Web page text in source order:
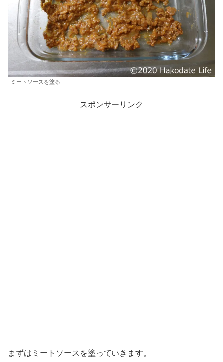
ミートソースを塗る
スポンサーリンク
まずはミートソースを塗っていきます。